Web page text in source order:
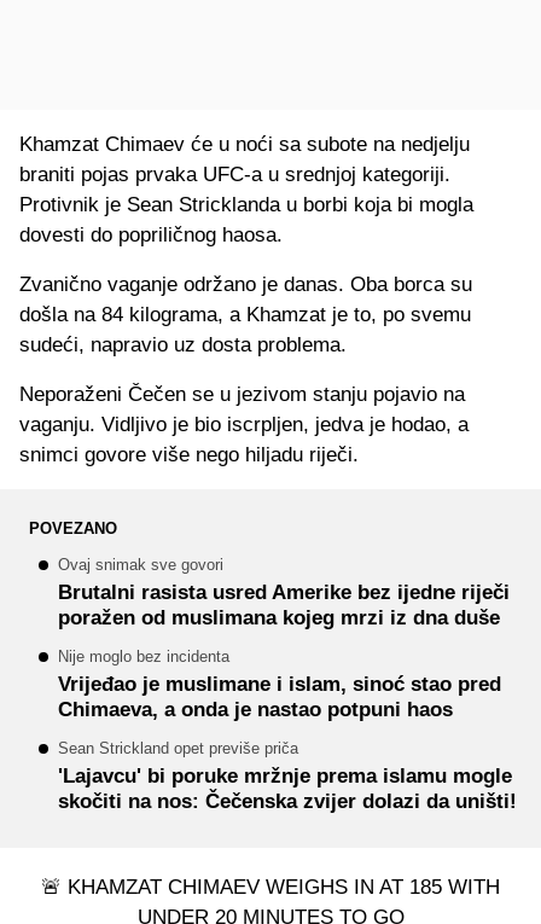
Khamzat Chimaev će u noći sa subote na nedjelju
braniti pojas prvaka UFC-a u srednjoj kategoriji.
Protivnik je Sean Stricklanda u borbi koja bi mogla
dovesti do popriličnog haosa.
Zvanično vaganje održano je danas. Oba borca su
došla na 84 kilograma, a Khamzat je to, po svemu
sudeći, napravio uz dosta problema.
Neporaženi Čečen se u jezivom stanju pojavio na
vaganju. Vidljivo je bio iscrpljen, jedva je hodao, a
snimci govore više nego hiljadu riječi.
POVEZANO
Ovaj snimak sve govori
Brutalni rasista usred Amerike bez ijedne riječi
poražen od muslimana kojeg mrzi iz dna duše
Nije moglo bez incidenta
Vrijeđao je muslimane i islam, sinoć stao pred
Chimaeva, a onda je nastao potpuni haos
Sean Strickland opet previše priča
'Lajavcu' bi poruke mržnje prema islamu mogle
skočiti na nos: Čečenska zvijer dolazi da uništi!
🚨 KHAMZAT CHIMAEV WEIGHS IN AT 185 WITH
UNDER 20 MINUTES TO GO